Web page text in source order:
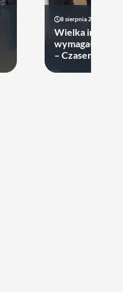
8 sierpnia 2026 19:22
Wielka impreza
wymagała
– Czasem